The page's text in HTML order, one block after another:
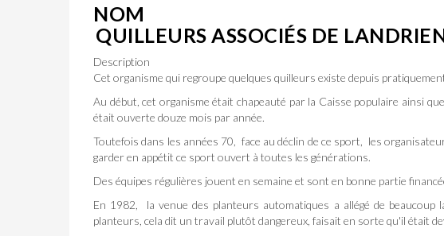
NOM
QUILLEURS ASSOCIÉS DE
Description
Cet organisme qui regroupe quelques quilleurs existe depuis
Au début, cet organisme était chapeauté par la Caisse populaire ainsi
était ouverte douze mois par année.
Toutefois dans les années 70, face au déclin de ce sport, les
garder en appétit ce sport ouvert à toutes les générations.
Des équipes régulières jouent en semaine et sont en bonne partie
En 1982, la venue des planteurs automatiques a allégé de
planteurs, cela dit un travail plutôt dangereux, faisait en sorte qu'il était